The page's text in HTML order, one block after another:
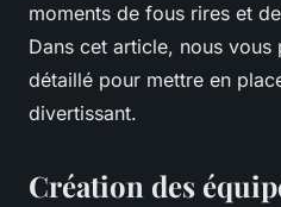
moments de fous rires et
Dans cet article, nous
détaillé pour mettre en
divertissant.
Création des